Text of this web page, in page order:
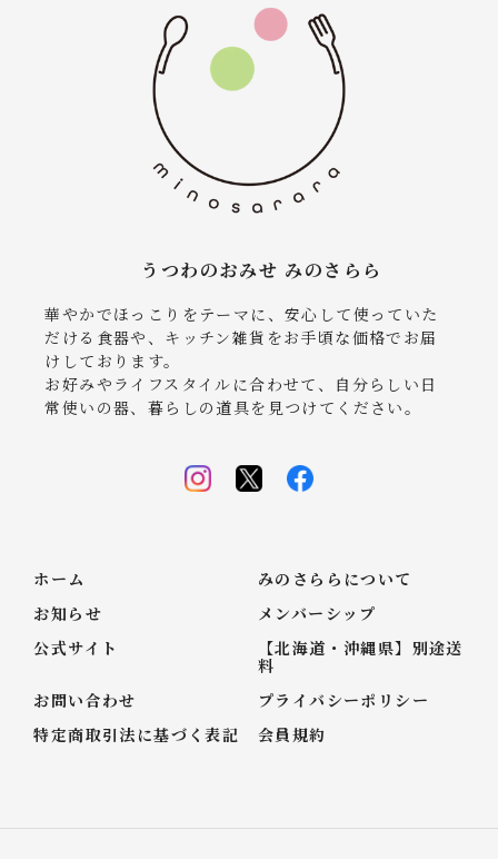
うつわのおみせ みのさらら
華やかでほっこりをテーマに、安心して使っていた
だける食器や、キッチン雑貨をお手頃な価格でお届
けしております。
お好みやライフスタイルに合わせて、自分らしい日
常使いの器、暮らしの道具を見つけてください。
ホーム
みのさららについて
お知らせ
メンバーシップ
公式サイト
【北海道・沖縄県】別途送
料
お問い合わせ
プライバシーポリシー
特定商取引法に基づく表記
会員規約